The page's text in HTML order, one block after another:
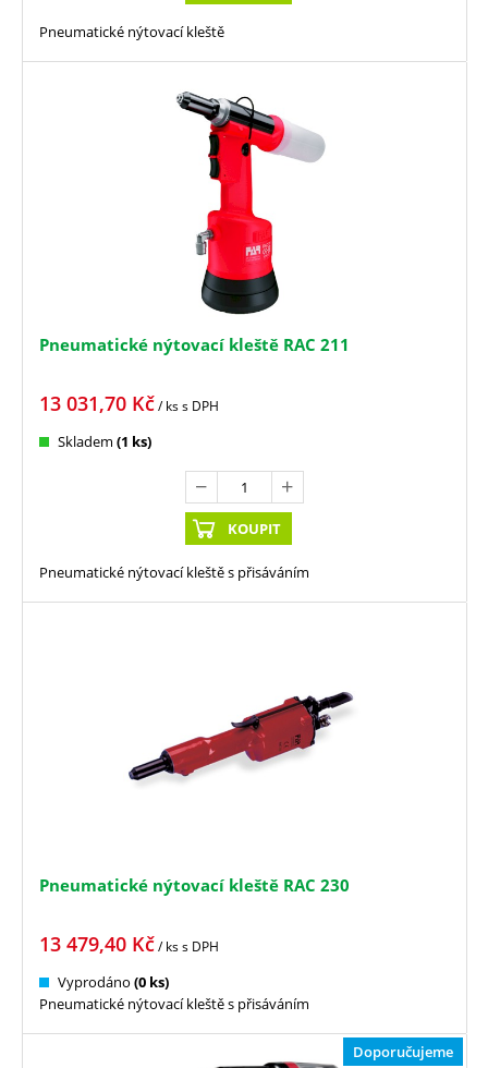
Pneumatické nýtovací kleště
Pneumatické nýtovací kleště RAC 211
13 031,70 Kč/ kss DPH
Skladem (1 ks)
KOUPIT
Pneumatické nýtovací kleště s přisáváním
Pneumatické nýtovací kleště RAC 230
13 479,40 Kč/ kss DPH
Vyprodáno (0 ks)
Pneumatické nýtovací kleště s přisáváním
Doporučujeme